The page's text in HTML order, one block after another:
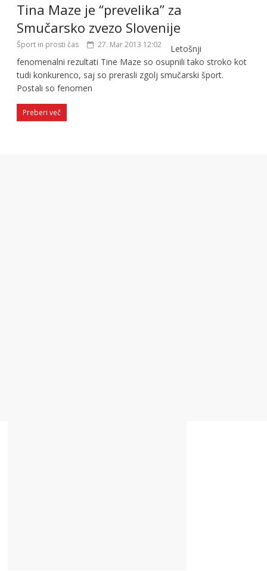
Tina Maze je “prevelika” za
Smučarsko zvezo Slovenije
Šport in prosti čas 27. Mar 2013 12:02
Letošnji
fenomenalni rezultati Tine Maze so osupnili tako stroko kot
tudi konkurenco, saj so prerasli zgolj smučarski šport.
Postali so fenomen
Preberi več